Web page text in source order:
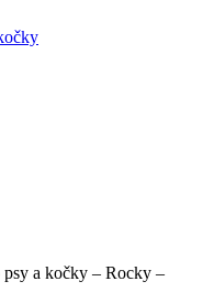
psy a kočky – Rocky –